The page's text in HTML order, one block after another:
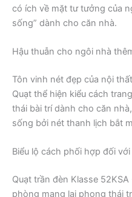
có ích về mặt tư tưởng của
sống” dành cho căn nhà.
Hậu thuẫn cho ngôi nhà
Tôn vinh nét đẹp của nội
Quạt thể hiện kiểu cách
thái bài trí dành cho căn
sống bởi nét thanh lịch bắt
Biểu lộ cách phối hợp đối
Quạt trần đèn Klasse
phòng mang lại phong thái